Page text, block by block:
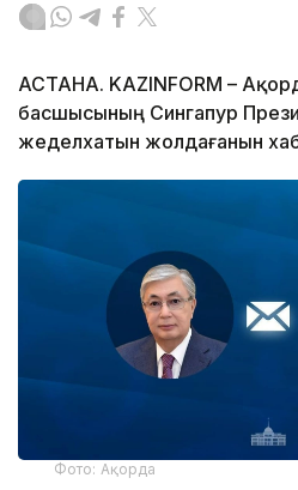
АСТАНА. KAZINFORM –
басшысының Сингапур
жеделхатын жолдағанын
Фото: Ақорда